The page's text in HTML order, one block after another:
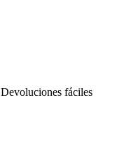
Devoluciones fáciles